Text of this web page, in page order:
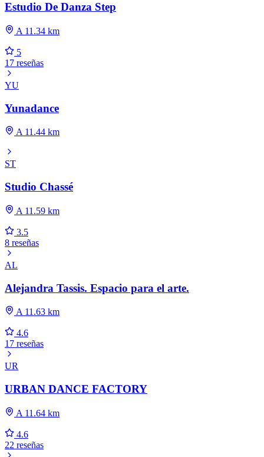
Estudio De Danza Step
A 11.34 km
5
17 reseñas
YU
Yunadance
A 11.44 km
ST
Studio Chassé
A 11.59 km
3.5
8 reseñas
AL
Alejandra Tassis. Espacio para el arte.
A 11.63 km
4.6
17 reseñas
UR
URBAN DANCE FACTORY
A 11.64 km
4.6
22 reseñas